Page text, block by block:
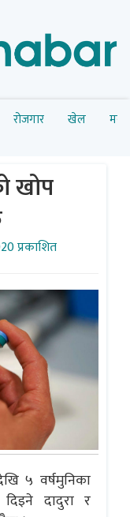
रोजगार खेल
खोप
प्रकाशित
५ वर्षमुनिका
दादुरा र